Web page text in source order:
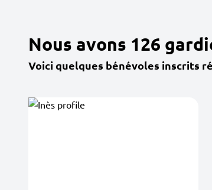
Nous avons 126
Voici quelques bénévoles inscrits